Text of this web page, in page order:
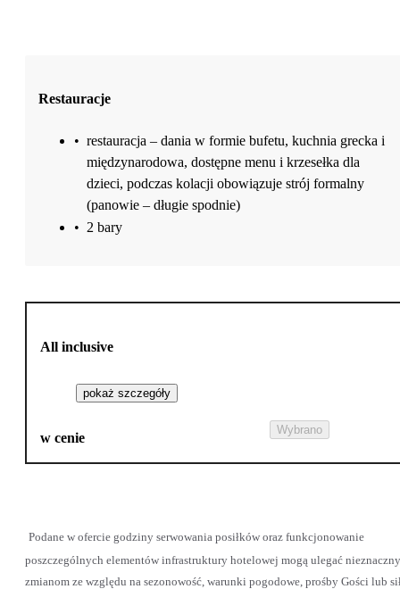
Restauracje
• restauracja – dania w formie bufetu, kuchnia grecka i
międzynarodowa, dostępne menu i krzesełka dla
dzieci, podczas kolacji obowiązuje strój formalny
(panowie – długie spodnie)
• 2 bary
All inclusive
pokaż szczegóły
w cenie
Wybrano
Podane w ofercie godziny serwowania posiłków oraz funkcjonowanie
poszczególnych elementów infrastruktury hotelowej mogą ulegać
zmianom ze względu na sezonowość, warunki pogodowe, prośby Gości lub